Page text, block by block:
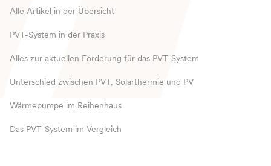
Alle Artikel in der Übersicht
PVT-System in der Praxis
Alles zur aktuellen Förderung für das PVT-System
Unterschied zwischen PVT, Solarthermie und PV
Wärmepumpe im Reihenhaus
Das PVT-System im Vergleich